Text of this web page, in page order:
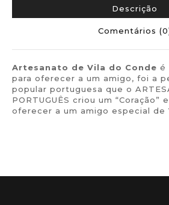
Descrição
Comentários
Artesanato de Vila do Conde é
para oferecer a um amigo, foi a
popular portuguesa que o
PORTUGUÊS criou um “Coração”
oferecer a um amigo especial de